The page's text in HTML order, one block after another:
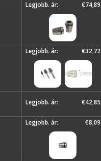
Legjobb. ár: €74,89
Legjobb. ár: €32,72
Legjobb. ár: €42,85
Legjobb. ár: €8,09